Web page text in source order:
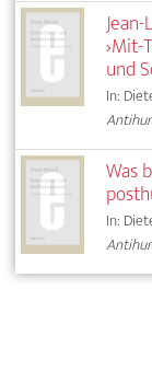
›Mit-
und
In:
Was
In: